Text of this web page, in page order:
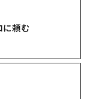
に頼む